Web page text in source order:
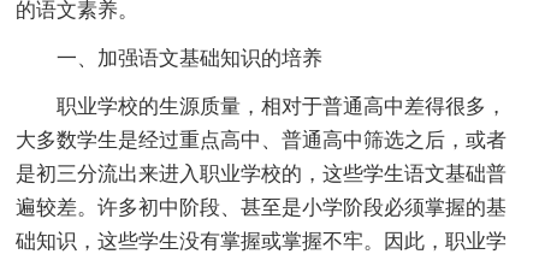
的语文素养。
一、加强语文基础知识的培养
职业学校的生源质量，相对于普通高中差得很多，
大多数学生是经过重点高中、普通高中筛选之后，或者
是初三分流出来进入职业学校的，这些学生语文基础普
遍较差。许多初中阶段、甚至是小学阶段必须掌握的基
础知识，这些学生没有掌握或掌握不牢。因此，职业学